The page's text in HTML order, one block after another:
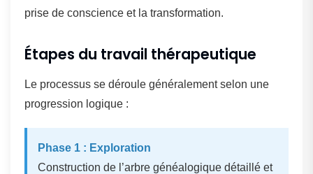
prise de conscience et la transformation.
Étapes du travail thérapeutique
Le processus se déroule généralement selon une
progression logique :
Phase 1 : Exploration
Construction de l’arbre généalogique détaillé et